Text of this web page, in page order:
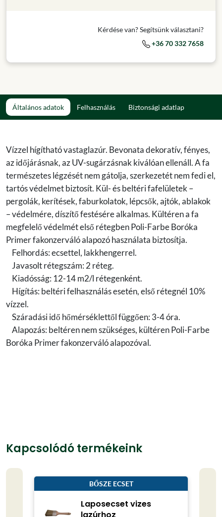
Kérdése van? Segítsünk választani?
+36 70 332 7658
Általános adatok Felhasználás Biztonsági adatlap
Vízzel hígítható vastaglazúr. Bevonata dekoratív, fényes,
az időjárásnak, az UV-sugárzásnak kiválóan ellenáll. A fa
természetes légzését nem gátolja, szerkezetét nem fedi el,
tartós védelmet biztosít. Kül- és beltéri fafelületek –
pergolák, kerítések, faburkolatok, lépcsők, ajtók, ablakok
– védelmére, díszítő festésére alkalmas. Kültéren a fa
megfelelő védelmét első rétegben Poli-Farbe Boróka
Primer fakonzerváló alapozó használata biztosítja.
Felhordás: ecsettel, lakkhengerrel.
Javasolt rétegszám: 2 réteg.
Kiadósság: 12-14 m2/l rétegenként.
Hígítás: beltéri felhasználás esetén, első rétegnél 10%
vízzel.
Száradási idő hőmérséklettől függően: 3-4 óra.
Alapozás: beltéren nem szükséges, kültéren Poli-Farbe
Boróka Primer fakonzerváló alapozóval.
Kapcsolódó termékeink
BŐSZE ECSET
Laposecset vizes